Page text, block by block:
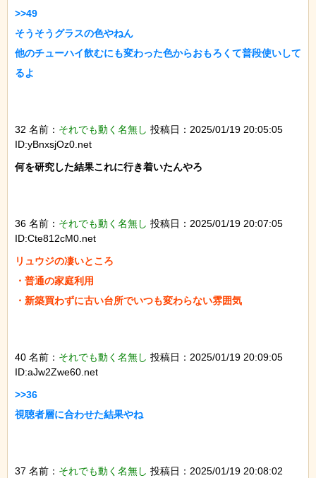
>>49
そうそうグラスの色やねん
他のチューハイ飲むにも変わった色からおもろくて普段使いして
るよ
32 名前： それでも動く名無し 投稿日：2025/01/19 20:05:05
ID:yBnxsjOz0.net
何を研究した結果これに行き着いたんやろ
36 名前： それでも動く名無し 投稿日：2025/01/19 20:07:05
ID:Cte812cM0.net
リュウジの凄いところ
・普通の家庭利用
・新築買わずに古い台所でいつも変わらない雰囲気
40 名前： それでも動く名無し 投稿日：2025/01/19 20:09:05
ID:aJw2Zwe60.net
>>36
視聴者層に合わせた結果やね
37 名前： それでも動く名無し 投稿日：2025/01/19 20:08:02